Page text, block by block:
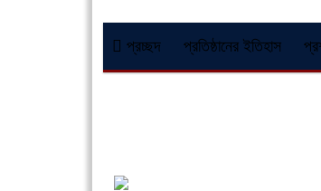
প্রচ্ছদ প্রতিষ্ঠানের ইতিহাস